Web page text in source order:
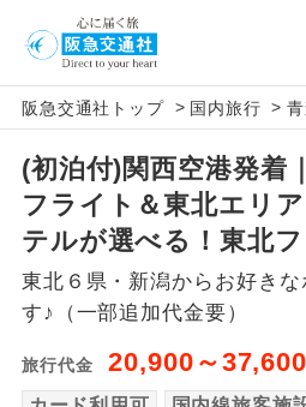
阪急交通社トップ > 国内旅行 >
(初泊付)関西空港発着
フライト＆東北エリ
テルが選べる！東北
東北６県・新潟からお好き
す♪（一部追加代金要）
旅行代金 20,900～37,600
【国内旅客施設使用料につ
旅行代金に国内旅客施設
りません。別途お支払い
関空(2ﾀｰﾐﾅﾙ国内線出発)
子供510円
関空(2ﾀｰﾐﾅﾙ国内線到着)
子供510円
アイコン
添乗員同行
往路出発空港
（駅）まで同
現地添乗員同
行
現地到着空
（駅）まで添
バスガイド乗
務
バスガイド
があります。